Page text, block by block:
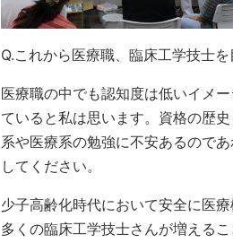
Q.これから医療職、臨床工学技士
医療職の中でも認知度は低いイメ
ていると私は思います。資格の歴
系や医療系の勉強に不安あるので
してください。
少子高齢化時代において安全に医
多くの臨床工学技士さんが増えるこ